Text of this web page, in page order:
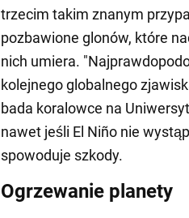
trzecim takim znanym
pozbawione glonów, które
nich umiera.
kolejnego globalnego
bada koralowce na
nawet jeśli El Niño nie
spowoduje szkody.
Ogrzewanie planety